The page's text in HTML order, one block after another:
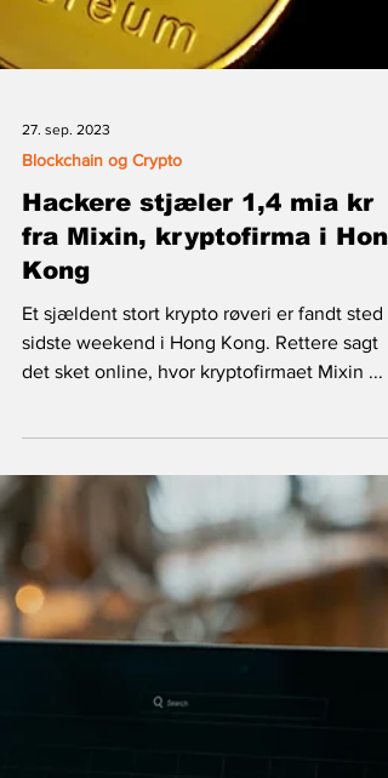
Blockchain og Crypto
Hackere stjæler 1,4 mia kr
fra Mixin, kryptofirma i
Kong
Et sjældent stort krypto røveri er fandt sted
sidste weekend i Hong Kong. Rettere sagt